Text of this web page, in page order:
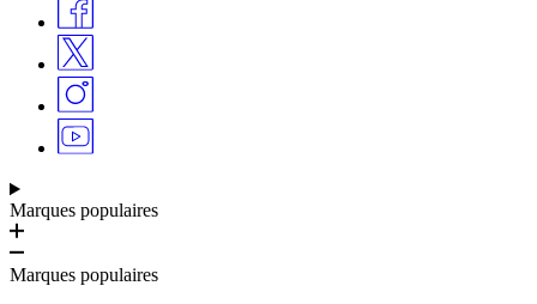
Marques populaires
Marques populaires